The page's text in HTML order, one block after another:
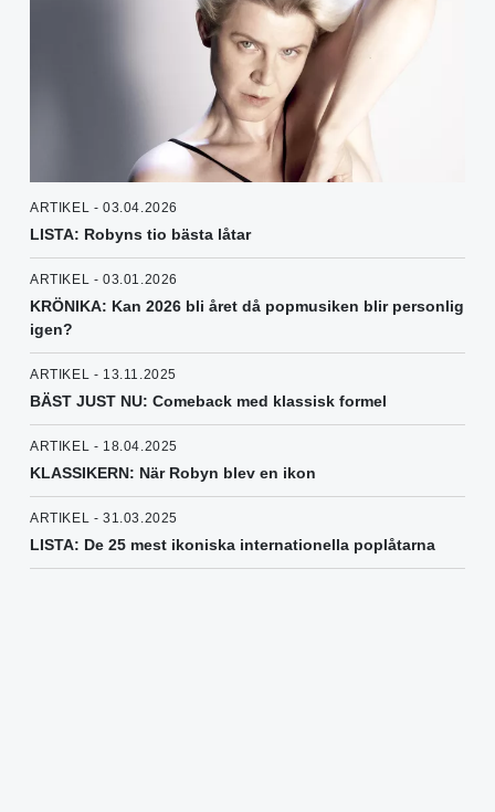
ARTIKEL - 03.04.2026
LISTA: Robyns tio bästa låtar
ARTIKEL - 03.01.2026
KRÖNIKA: Kan 2026 bli året då popmusiken blir personlig
igen?
ARTIKEL - 13.11.2025
BÄST JUST NU: Comeback med klassisk formel
ARTIKEL - 18.04.2025
KLASSIKERN: När Robyn blev en ikon
ARTIKEL - 31.03.2025
LISTA: De 25 mest ikoniska internationella poplåtarna